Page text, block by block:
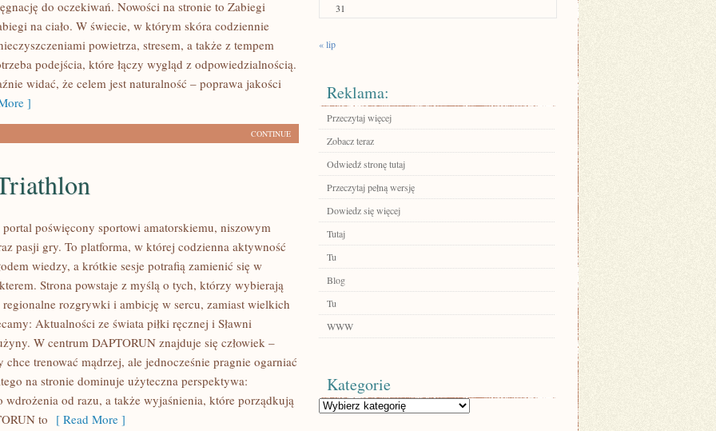
do oczekiwań. Nowości na stronie to Zabiegi
na ciało. W świecie, w którym skóra codziennie
powietrza, stresem, a także z tempem
podejścia, które łączy wygląd z odpowiedzialnością.
widać, że celem jest naturalność – poprawa jakości
]
CONTINUE
poświęcony sportowi amatorskiemu, niszowym
pasji gry. To platforma, w której codzienna aktywność
wiedzy, a krótkie sesje potrafią zamienić się w
Strona powstaje z myślą o tych, którzy wybierają
regionalne rozgrywki i ambicję w sercu, zamiast wielkich
Aktualności ze świata piłki ręcznej i Sławni
W centrum DAPTORUN znajduje się człowiek –
chce trenować mądrzej, ale jednocześnie pragnie ogarniać
na stronie dominuje użyteczna perspektywa:
wdrożenia od razu, a także wyjaśnienia, które porządkują
to [ Read More ]
31
« lip
Reklama:
Przeczytaj więcej
Zobacz teraz
Odwiedź stronę tutaj
Przeczytaj pełną wersję
Dowiedz się więcej
Tutaj
Tu
Blog
Tu
WWW
Kategorie
Kategorie